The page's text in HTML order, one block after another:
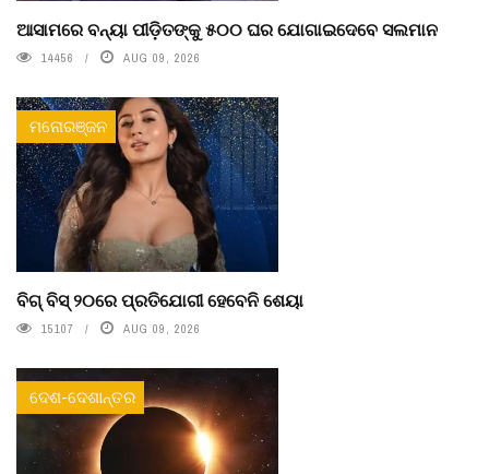
ଆସାମରେ ବନ୍ୟା ପୀଡ଼ିତଙ୍କୁ ୫୦୦ ଘର ଯୋଗାଇଦେବେ ସଲମାନ
14456 AUG 09, 2026
ମନୋରଞ୍ଜନ
ବିଗ୍ ବିସ୍ ୨୦ରେ ପ୍ରତିଯୋଗୀ ହେବେନି ଶେୟା
15107 AUG 09, 2026
ଦେଶ-ଦେଶାନ୍ତର